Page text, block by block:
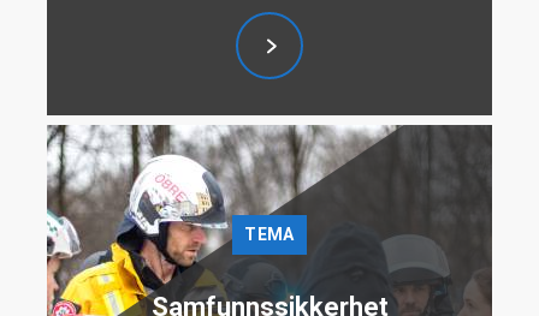
TEMA
Samfunnssikkerhet